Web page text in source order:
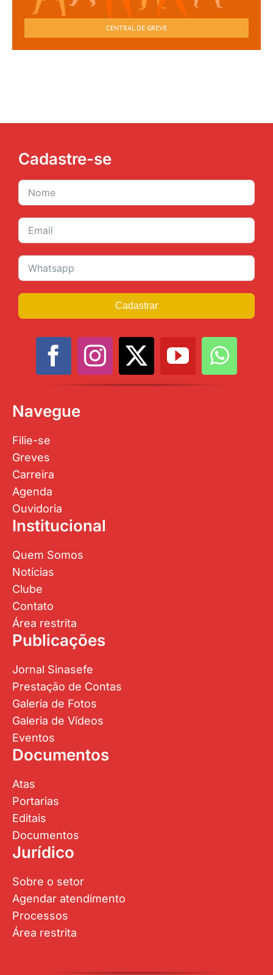
CENTRAL DE GREVE
Cadastre-se
Cadastrar
Navegue
Filie-se
Greves
Carreira
Agenda
Ouvidoria
Institucional
Quem Somos
Notícias
Clube
Contato
Área restrita
Publicações
Jornal Sinasefe
Prestação de Contas
Galeria de Fotos
Galeria de Vídeos
Eventos
Documentos
Atas
Portarias
Editais
Documentos
Jurídico
Sobre o setor
Agendar atendimento
Processos
Área restrita